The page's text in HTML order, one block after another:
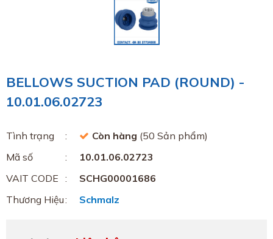
BELLOWS SUCTION PAD (ROUND) -
10.01.06.02723
Tình trạng Còn hàng (50 Sản phẩm)
Mã số
10.01.06.02723
VAIT CODE
SCHG00001686
Thương Hiệu
Schmalz